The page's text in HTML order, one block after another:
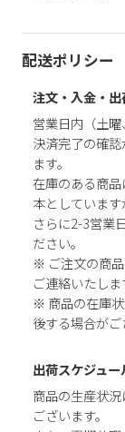
配送ポリシー
注文・入金・出
営業日内（土
決済完了の確
ます。
在庫のある商
本としています
さらに2-3営業
ださい。
※ ご注文の商
ご連絡いたしま
※ 商品の在庫
後する場合がご
出荷スケジュ
商品の生産状
ございます。